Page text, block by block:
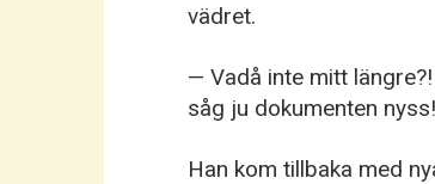
vädret.
— Vadå inte mitt
såg ju dokumenten nyss!
Han kom tillbaka med